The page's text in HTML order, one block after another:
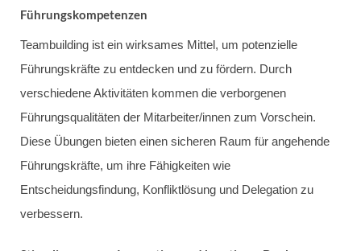
Führungskompetenzen
Teambuilding ist ein wirksames Mittel, um potenzielle
Führungskräfte zu entdecken und zu fördern. Durch
verschiedene Aktivitäten kommen die verborgenen
Führungsqualitäten der Mitarbeiter/innen zum Vorschein.
Diese Übungen bieten einen sicheren Raum für angehende
Führungskräfte, um ihre Fähigkeiten wie
Entscheidungsfindung, Konfliktlösung und Delegation zu
verbessern.